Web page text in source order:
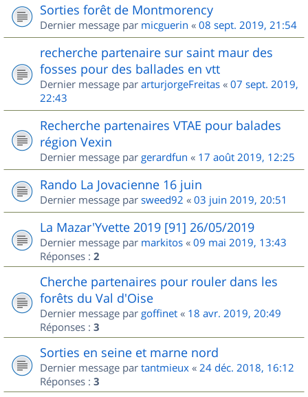
Sorties forêt de Montmorency
Dernier message par micguerin « 08 sept. 2019, 21:54
recherche partenaire sur saint maur des
fosses pour des ballades en vtt
Dernier message par arturjorgeFreitas « 07 sept. 2019,
22:43
Recherche partenaires VTAE pour balades
région Vexin
Dernier message par gerardfun « 17 août 2019, 12:25
Rando La Jovacienne 16 juin
Dernier message par sweed92 « 03 juin 2019, 20:51
La Mazar'Yvette 2019 [91] 26/05/2019
Dernier message par markitos « 09 mai 2019, 13:43
Réponses : 2
Cherche partenaires pour rouler dans les
forêts du Val d'Oise
Dernier message par goffinet « 18 avr. 2019, 20:49
Réponses : 3
Sorties en seine et marne nord
Dernier message par tantmieux « 24 déc. 2018, 16:12
Réponses : 3